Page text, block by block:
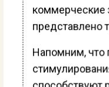
коммерческие
представлено
Напомним, что